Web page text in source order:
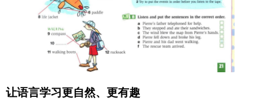
让语言学习更自然、更有趣